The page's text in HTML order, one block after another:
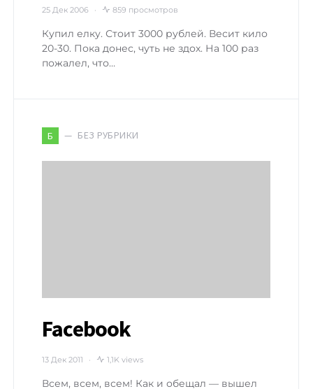
25 Дек 2006 859 просмотров
Купил елку. Стоит 3000 рублей. Весит кило
20-30. Пока донес, чуть не здох. На 100 раз
пожалел, что…
Б БЕЗ РУБРИКИ
Facebook
13 Дек 2011 1,1K views
Всем, всем, всем! Как и обещал — вышел